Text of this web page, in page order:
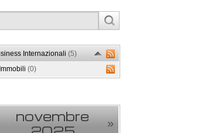
Internazionali(5)
Immobili(0)
novembre
»